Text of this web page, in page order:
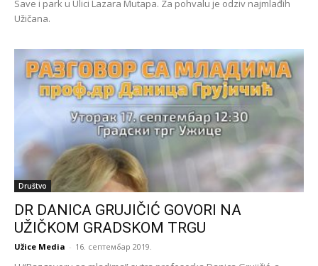
Save i park u Ulici Lazara Mutapa. Za pohvalu je odziv najmlađih
Užičana.
Društvo
DR DANICA GRUJIČIĆ GOVORI NA
UŽIČKOM GRADSKOM TRGU
Užice Media - 16. септембар 2019.